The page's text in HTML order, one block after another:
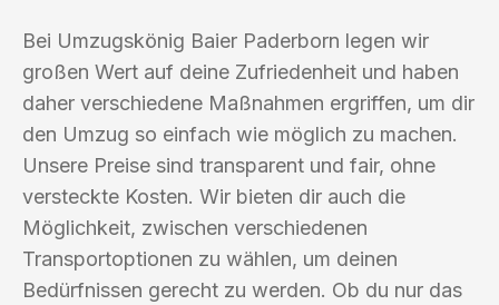
Bei Umzugskönig Baier Paderborn legen wir
großen Wert auf deine Zufriedenheit und haben
daher verschiedene Maßnahmen ergriffen, um dir
den Umzug so einfach wie möglich zu machen.
Unsere Preise sind transparent und fair, ohne
versteckte Kosten. Wir bieten dir auch die
Möglichkeit, zwischen verschiedenen
Transportoptionen zu wählen, um deinen
Bedürfnissen gerecht zu werden. Ob du nur das